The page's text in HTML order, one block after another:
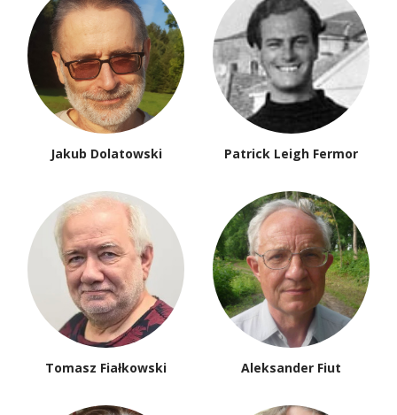
Jakub Dolatowski Patrick Leigh Fermor
Tomasz Fiałkowski Aleksander Fiut